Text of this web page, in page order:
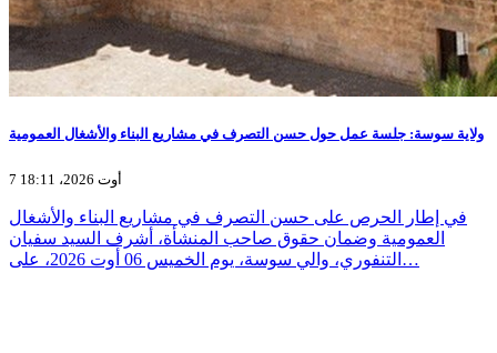
ولاية سوسة: جلسة عمل حول حسن التصرف في مشاريع البناء والأشغال العمومية
7 أوت 2026، 18:11
في إطار الحرص على حسن التصرف في مشاريع البناء والأشغال
العمومية وضمان حقوق صاحب المنشأة، أشرف السيد سفيان
التنفوري، والي سوسة، يوم الخميس 06 أوت 2026، على…